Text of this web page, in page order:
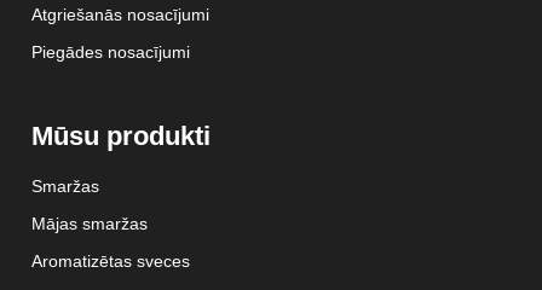
Atgriešanās nosacījumi
Piegādes nosacījumi
Mūsu produkti
Smaržas
Mājas smaržas
Aromatizētas sveces